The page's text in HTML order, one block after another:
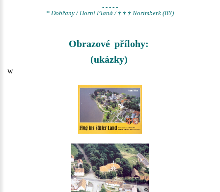
- - - - -
* Dobřany / Horní Planá / † † † Norimberk (BY)
Obrazové přílohy:
(ukázky)
w